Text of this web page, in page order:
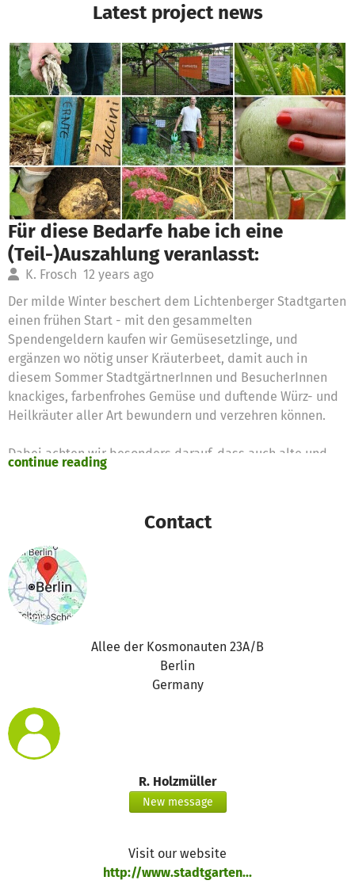
Latest project news
Für diese Bedarfe habe ich eine
(Teil-)Auszahlung veranlasst:
K. Frosch 12 years ago
Der milde Winter beschert dem Lichtenberger Stadtgarten
einen frühen Start - mit den gesammelten
Spendengeldern kaufen wir Gemüsesetzlinge, und
ergänzen wo nötig unser Kräuterbeet, damit auch in
diesem Sommer StadtgärtnerInnen und BesucherInnen
knackiges, farbenfrohes Gemüse und duftende Würz- und
Heilkräuter aller Art bewundern und verzehren können.
Dabei achten wir besonders darauf, dass auch alte und
ungewöhnlichere Sorten dabei sind, die sonst im
Es wurden 110,00 € Spendengelder für folgende Bedarfe
beantragt:
Setzlinge 110,00 €
continue reading
Contact
Allee der Kosmonauten 23A/B
Berlin
Germany
R. Holzmüller
New message
Visit our website
http://www.stadtgarten...